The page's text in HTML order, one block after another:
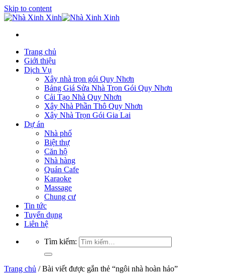
Skip to content
Trang chủ
Giới thiệu
Dịch Vụ
Xây nhà trọn gói Quy Nhơn
Bảng Giá Sửa Nhà Trọn Gói Quy Nhơn
Cải Tạo Nhà Quy Nhơn
Xây Nhà Phần Thô Quy Nhơn
Xây Nhà Trọn Gói Gia Lai
Dự án
Nhà phố
Biệt thự
Căn hộ
Nhà hàng
Quán Cafe
Karaoke
Massage
Chung cư
Tin tức
Tuyển dụng
Liên hệ
Tìm kiếm:
Trang chủ /Bài viết được gắn thẻ “ngôi nhà hoàn hảo”